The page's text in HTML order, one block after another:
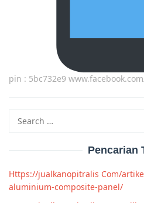
pin : 5bc732e9
for:
Pencarian
Https://jualkanopitralis Com/
aluminium-composite-panel/